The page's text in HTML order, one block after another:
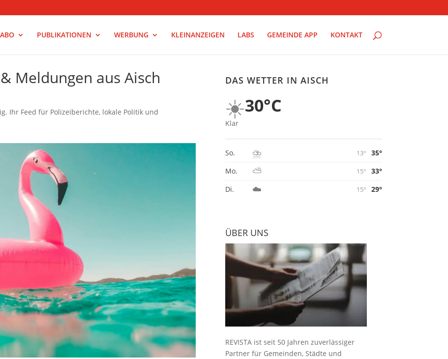
ABO PUBLIKATIONEN WERBUNG KLEINANZEIGEN LABS GEMEINDE APP KONTAKT
Meldungen aus Aisch
Ihr Feed für Polizeiberichte, lokale Politik und
DAS WETTER IN AISCH
☀️30°C
Klar
So. ⛈️ 13°
35°
Mo.
⛅ 15°
33°
Di.
☁️ 15° 29°
ÜBER UNS
REVISTA ist seit 50 Jahren zuverlässiger
Partner für Gemeinden, Städte und